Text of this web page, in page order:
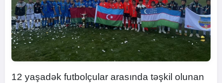
12 yaşadək futbolçular arasında təşkil olunan